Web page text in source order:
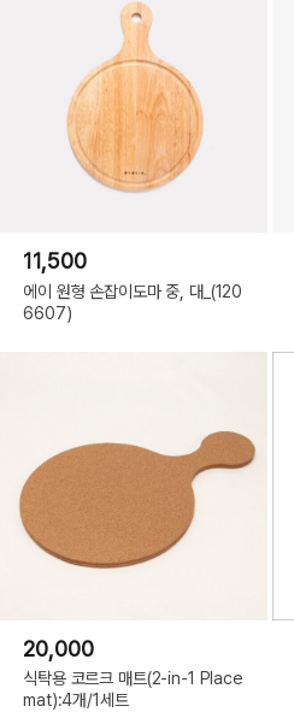
11,500
에이 원형 손잡이도마 중, 대_(120
6607)
20,000
식탁용 코르크 매트(2-in-1 Place
mat):4개/1세트